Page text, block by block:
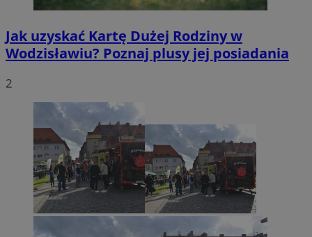
Jak uzyskać Kartę Dużej Rodziny w
Wodzisławiu? Poznaj plusy jej posiadania
2